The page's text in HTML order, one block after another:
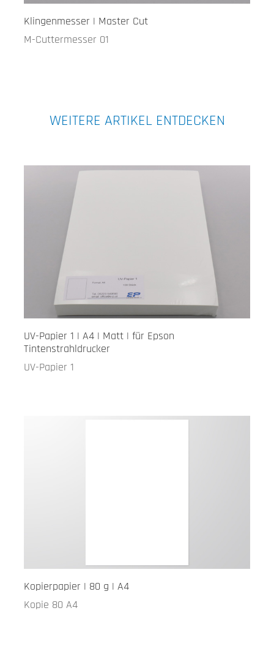
Klingenmesser | Master Cut
M-Cuttermesser 01
WEITERE ARTIKEL ENTDECKEN
UV-Papier 1 | A4 | Matt | für Epson
Tintenstrahldrucker
UV-Papier 1
Kopierpapier | 80 g | A4
Kopie 80 A4